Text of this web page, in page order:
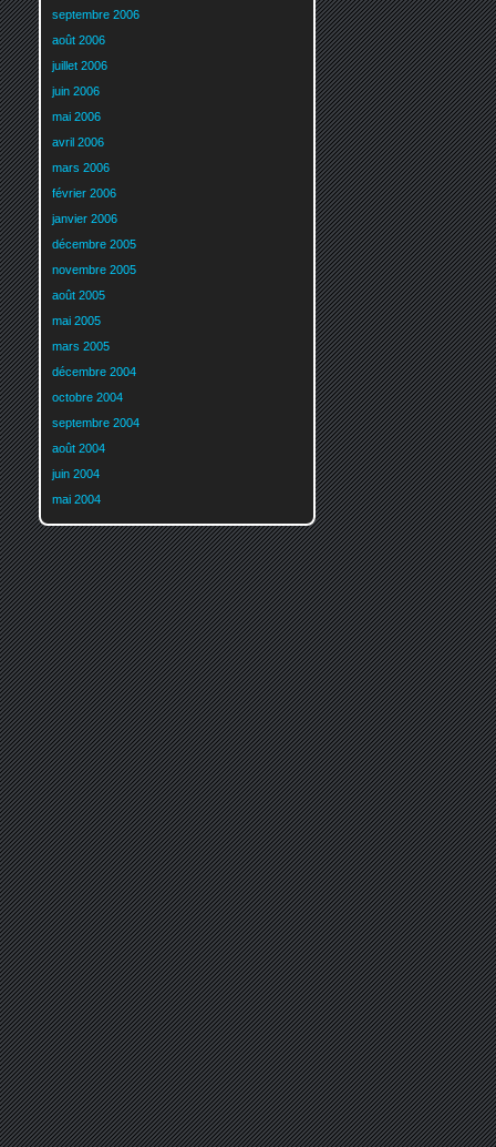
septembre 2006
août 2006
juillet 2006
juin 2006
mai 2006
avril 2006
mars 2006
février 2006
janvier 2006
décembre 2005
novembre 2005
août 2005
mai 2005
mars 2005
décembre 2004
octobre 2004
septembre 2004
août 2004
juin 2004
mai 2004